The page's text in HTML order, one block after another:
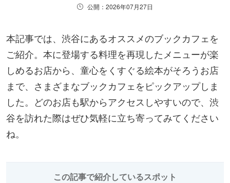
公開：2026年07月27日
本記事では、渋谷にあるオススメのブックカフェを
ご紹介。本に登場する料理を再現したメニューが楽
しめるお店から、童心をくすぐる絵本がそろうお店
まで、さまざまなブックカフェをピックアップしま
した。どのお店も駅からアクセスしやすいので、渋
谷を訪れた際はぜひ気軽に立ち寄ってみてください
ね。
この記事で紹介しているスポット